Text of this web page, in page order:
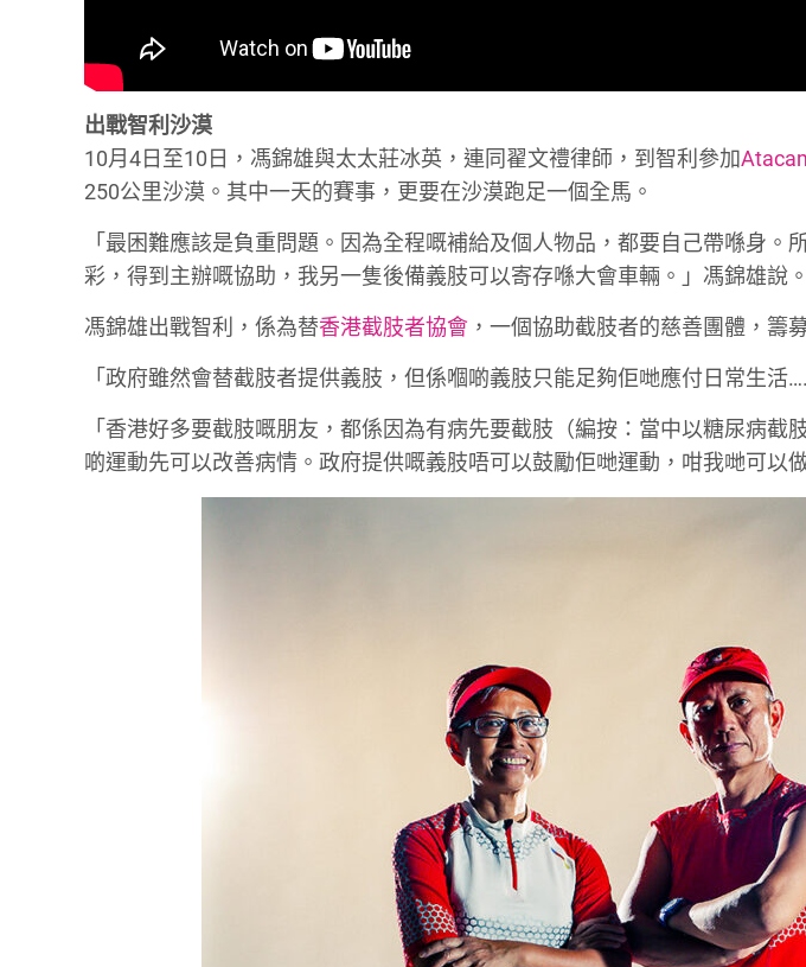
出戰智利沙漠
10月4日至10日，馮錦雄與太太莊冰英，連同翟文禮律師，到智利參加
250公里沙漠。其中一天的賽事，更要在沙漠跑足一個全馬。
「最困難應該是負重問題。因為全程嘅補給及個人物品，都要自己帶喺身。
彩，得到主辦嘅協助，我另一隻後備義肢可以寄存喺大會車輛。」馮錦雄說。
馮錦雄出戰智利，係為替香港截肢者協會 ，一個協助截肢者的慈善團體，籌
「政府雖然會替截肢者提供義肢，但係嗰啲義肢只能足夠佢哋應付日常生活
「香港好多要截肢嘅朋友，都係因為有病先要截肢（編按：當中以糖尿病截
啲運動先可以改善病情。政府提供嘅義肢唔可以鼓勵佢哋運動，咁我哋可以